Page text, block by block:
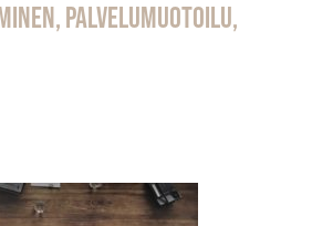
palvelumuotoilu,